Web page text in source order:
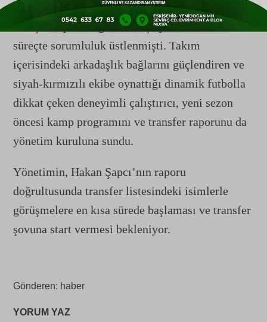
Hakan Şapcı, geçtiğimiz sezonun 7. haftasında
spor’da göreve başlayarak zorlu bir
süreçte sorumluluk üstlenmişti. Takım
içerisindeki arkadaşlık bağlarını güçlendiren ve
siyah-kırmızılı ekibe oynattığı dinamik futbolla
dikkat çeken deneyimli çalıştırıcı, yeni sezon
öncesi kamp programını ve transfer raporunu da
yönetim kuruluna sundu.
Yönetimin, Hakan Şapcı’nın raporu
doğrultusunda transfer listesindeki isimlerle
görüşmelere en kısa sürede başlaması ve transfer
şovuna start vermesi bekleniyor.
Gönderen: haber
YORUM YAZ